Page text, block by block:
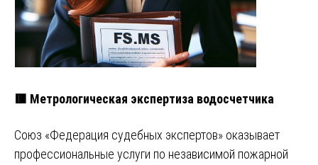
🟥 Метрологическая экспертиза водосчетчика
Союз «Федерация судебных экспертов» оказывает
профессиональные услуги по независимой пожарной